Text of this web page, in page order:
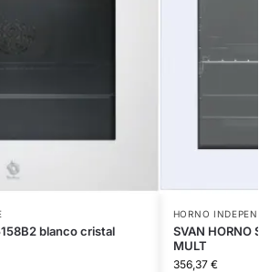
blanco cristal
HORNO
SVAN HORNO
MULT
356,37 €